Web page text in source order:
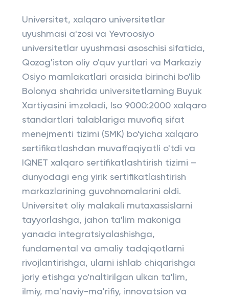
Universitet, xalqaro universitetlar
uyushmasi a'zosi va Yevroosiyo
universitetlar uyushmasi asoschisi sifatida,
Qozog'iston oliy o'quv yurtlari va Markaziy
Osiyo mamlakatlari orasida birinchi bo'lib
Bolonya shahrida universitetlarning Buyuk
Xartiyasini imzoladi, Iso 9000:2000 xalqaro
standartlari talablariga muvofiq sifat
menejmenti tizimi (SMK) bo'yicha xalqaro
sertifikatlashdan muvaffaqiyatli o'tdi va
IQNET xalqaro sertifikatlashtirish tizimi –
dunyodagi eng yirik sertifikatlashtirish
markazlarining guvohnomalarini oldi.
Universitet oliy malakali mutaxassislarni
tayyorlashga, jahon ta'lim makoniga
yanada integratsiyalashishga,
fundamental va amaliy tadqiqotlarni
rivojlantirishga, ularni ishlab chiqarishga
joriy etishga yo'naltirilgan ulkan ta'lim,
ilmiy, ma'naviy-ma'rifiy, innovatsion va